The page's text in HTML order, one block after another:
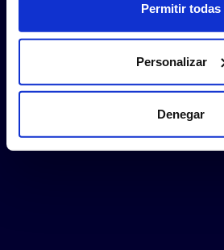
Permitir todas
Personalizar
Denegar